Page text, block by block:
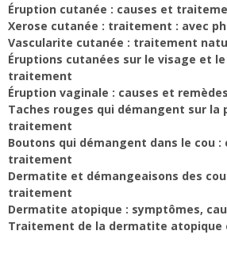
Éruption cutanée : causes et
Xerose cutanée : traitement : avec
Vascularite cutanée : traitement
Éruptions cutanées sur le visage et
traitement
Éruption vaginale : causes et
Taches rouges qui démangent sur la
traitement
Boutons qui démangent dans le cou :
traitement
Dermatite et démangeaisons des
traitement
Dermatite atopique : symptômes,
Traitement de la dermatite atopique